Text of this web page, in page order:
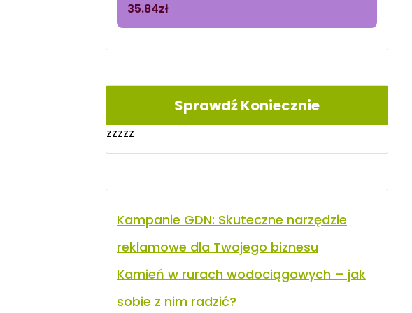
35.84zł
Sprawdź Koniecznie
zzzzz
Kampanie GDN: Skuteczne narzędzie
reklamowe dla Twojego biznesu
Kamień w rurach wodociągowych – jak
sobie z nim radzić?